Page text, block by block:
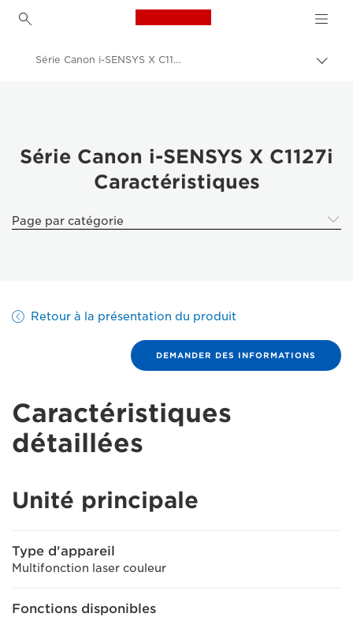
Canon Logo, back to
Produits professionnels
Imprimantes et télécopieurs professionnels
Série Canon i-SENSYS X C1127i : Caractéristiques
Série Canon i-SENSYS X C1127i
Caractéristiques
Page par catégorie
Retour à la présentation du produit
DEMANDER DES INFORMATIONS
Caractéristiques
détaillées
Unité principale
Type d'appareil
Multifonction laser couleur
Fonctions disponibles